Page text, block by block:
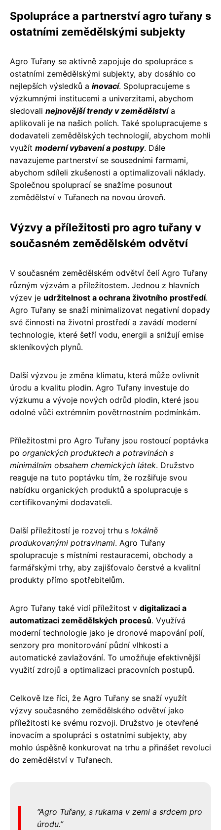
Spolupráce a partnerství agro tuřany s
ostatními zemědělskými subjekty
Agro Tuřany se aktivně zapojuje do spolupráce s
ostatními zemědělskými subjekty, aby dosáhlo co
nejlepších výsledků a inovací. Spolupracujeme s
výzkumnými institucemi a univerzitami, abychom
sledovali nejnovější trendy v zemědělstvía
aplikovali je na našich polích. Také spolupracujeme s
dodavateli zemědělských technologií, abychom mohli
využít moderní vybavení a postupy. Dále
navazujeme partnerství se sousedními farmami,
abychom sdíleli zkušenosti a optimalizovali náklady.
Společnou spoluprací se snažíme posunout
zemědělství v Tuřanech na novou úroveň.
Výzvy a příležitosti pro agro tuřany v
současném zemědělském odvětví
V současném zemědělském odvětví čelí Agro Tuřany
různým výzvám a příležitostem. Jednou z hlavních
výzev je udržitelnost a ochrana životního prostředí.
Agro Tuřany se snaží minimalizovat negativní dopady
své činnosti na životní prostředí a zavádí moderní
technologie, které šetří vodu, energii a snižují emise
skleníkových plynů.
Další výzvou je změna klimatu, která může ovlivnit
úrodu a kvalitu plodin. Agro Tuřany investuje do
výzkumu a vývoje nových odrůd plodin, které jsou
odolné vůči extrémním povětrnostním podmínkám.
Příležitostmi pro Agro Tuřany jsou rostoucí poptávka
po organických produktech a potravinách s
minimálním obsahem chemických látek. Družstvo
reaguje na tuto poptávku tím, že rozšiřuje svou
nabídku organických produktů a spolupracuje s
certifikovanými dodavateli.
Další příležitostí je rozvoj trhu s lokálně
produkovanými potravinami. Agro Tuřany
spolupracuje s místními restauracemi, obchody a
farmářskými trhy, aby zajišťovalo čerstvé a kvalitní
produkty přímo spotřebitelům.
Agro Tuřany také vidí příležitost v digitalizaci a
automatizaci zemědělských procesů. Využívá
moderní technologie jako je dronové mapování polí,
senzory pro monitorování půdní vlhkosti a
automatické zavlažování. To umožňuje efektivnější
využití zdrojů a optimalizaci pracovních postupů.
Celkově lze říci, že Agro Tuřany se snaží využít
výzvy současného zemědělského odvětví jako
příležitosti ke svému rozvoji. Družstvo je otevřené
inovacím a spolupráci s ostatními subjekty, aby
mohlo úspěšně konkurovat na trhu a přinášet revoluci
do zemědělství v Tuřanech.
Agro Tuřany, s rukama v zemi a srdcem pro
úrodu.